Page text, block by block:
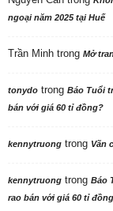
ngoại năm 2025 tại Huế
Trần Minh trong Mở
tonydo trong Báo Tuổi
bán với giá 60 tỉ đồng?
kennytruong trong Vãn
kennytruong trong Báo
rao bán với giá 60 tỉ